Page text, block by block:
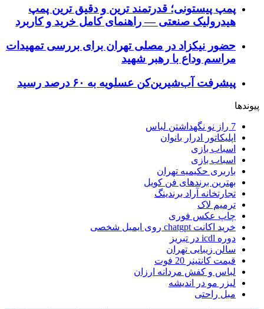
پمپ پیستونی؛ قدرتمند ترین و دقیق‌ ترین پمپ
هیدرولیک صنعتی — راهنمای کامل خرید و کاربرد
حضور نیکزاد در مصلی تهران برای بررسی تمهیدات
مراسم وداع با رهبر شهید
پیشرفت آب‌شیرین‌کن عسلویه به ۶۰ درصد رسید
پیوندها
7 راز نو نگهداشتن لباس
اپلیکاتور ادرار بانوان
اسباب بازی
اسباب بازی
باربری حکیمیه تهران
بهترین برندهای فن کویل
تجارتخانه آراد برندینگ
ترمیم لاک
چاپ عکس فوری
خرید اکانت chatgpt روی ایمیل شخصی
دوره icdl در تبریز
سالن زیبایی تهران
قیمت کانتینر 20 فوت
لباس و کفش مردانه ارزان
لیزر مو در اندیشه
مبل راحتی